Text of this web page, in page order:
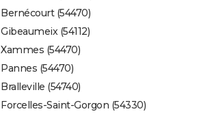
Bernécourt (54470)
Gibeaumeix (54112)
Xammes (54470)
Pannes (54470)
Bralleville (54740)
Forcelles-Saint-Gorgon (54330)